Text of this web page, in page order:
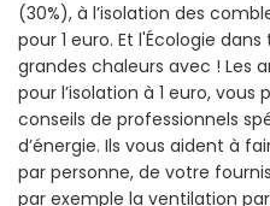
(30%), à l’isolation des
pour 1 euro. Et l'Écologie
grandes chaleurs avec ! Les
pour l’isolation à 1 euro,
conseils de professionnels
d’énergie. Ils vous aident à
par personne, de votre
par exemple la ventilation